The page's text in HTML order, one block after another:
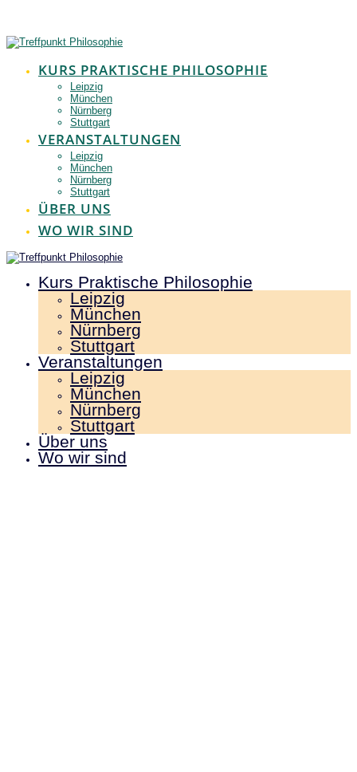
springen
KURS PRAKTISCHE PHILOSOPHIE
Leipzig
München
Nürnberg
Stuttgart
VERANSTALTUNGEN
Leipzig
München
Nürnberg
Stuttgart
ÜBER UNS
WO WIR SIND
Kurs Praktische Philosophie
Leipzig
München
Nürnberg
Stuttgart
Veranstaltungen
Leipzig
München
Nürnberg
Stuttgart
Über uns
Wo wir sind